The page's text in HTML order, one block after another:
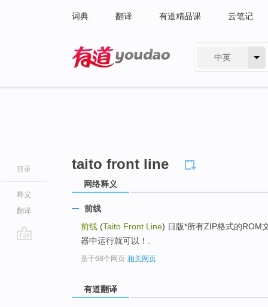
词典 翻译 有道精品课 云笔记
中英
目录
释义
翻译
taito front line
网络释义
前线
前线 (Taito Front Line) 日版*所有ZIP格式的ROM
器中运行就可以！.
基于68个网页-相关网页
有道翻译